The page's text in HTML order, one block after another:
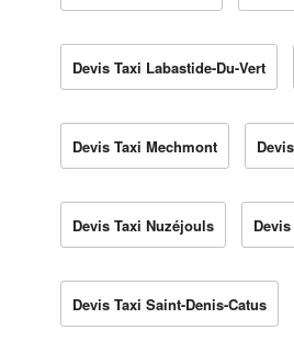
Devis Taxi Labastide-Du-Vert
Devis Taxi Mechmont
Devis Taxi Nuzéjouls
Devis Taxi Saint-Denis-Catus